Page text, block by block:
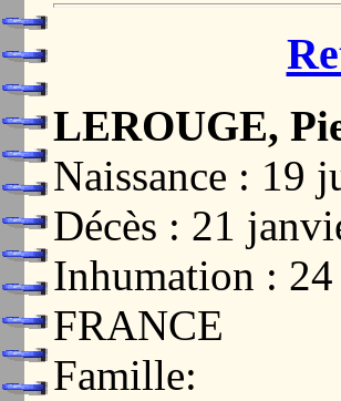
LEROUGE,
Naissance : 19
Décès : 21
Inhumation :
FRANCE
Famille: